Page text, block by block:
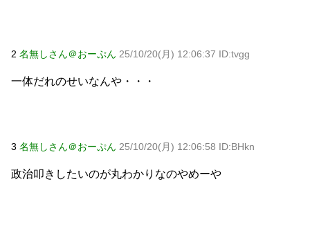
正体にガル民が大激怒ｗｗｗ
元AKB社長、22億円申告漏れ 乃木坂46運営会社の株式を
パチンコ京楽産業に譲渡【ノース・リバー】【窪田康志】
元AKB社長、22億円申告漏れ 乃木坂46運営会社の株式を
Powered by livedoor 相互RSS
2 名無しさん＠おーぷん 25/10/20(月) 12:06:37 ID:tvgg
一体だれのせいなんや・・・
3 名無しさん＠おーぷん 25/10/20(月) 12:06:58 ID:BHkn
政治叩きしたいのが丸わかりなのやめーや